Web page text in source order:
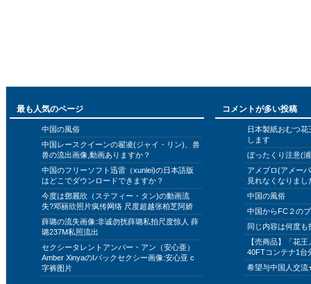
最も人気のページ
中国の風俗
中国レースクイーンの翟凌(ジャイ・リン)、兽
兽の流出画像,動画ありますか？
中国のフリーソフト迅雷（xunlei)の日本語版
はどこでダウンロードできますか？
今度は鄧麗欣（ステフィー・タン)の動画流
失?邓丽欣照片疯传网络 尺度超越张柏芝阿娇
薛璐の流失画像:非诚勿扰薛璐私拍尺度惊人 薛
璐237M私照流出
セクシータレントアンバー・アン（安心亜）
Amber XinyaのIバックセクシー画像:安心亚 c
字裤图片
コメントが多い投稿
日本製紙おむつ
します
ぼったくり注意(
アメブロ(アメー
見れなくなりまし
中国の風俗
中国からFC２の
同じ内容は何度
【売商品】「花
40FTコンテナ1台
希望与中国人交